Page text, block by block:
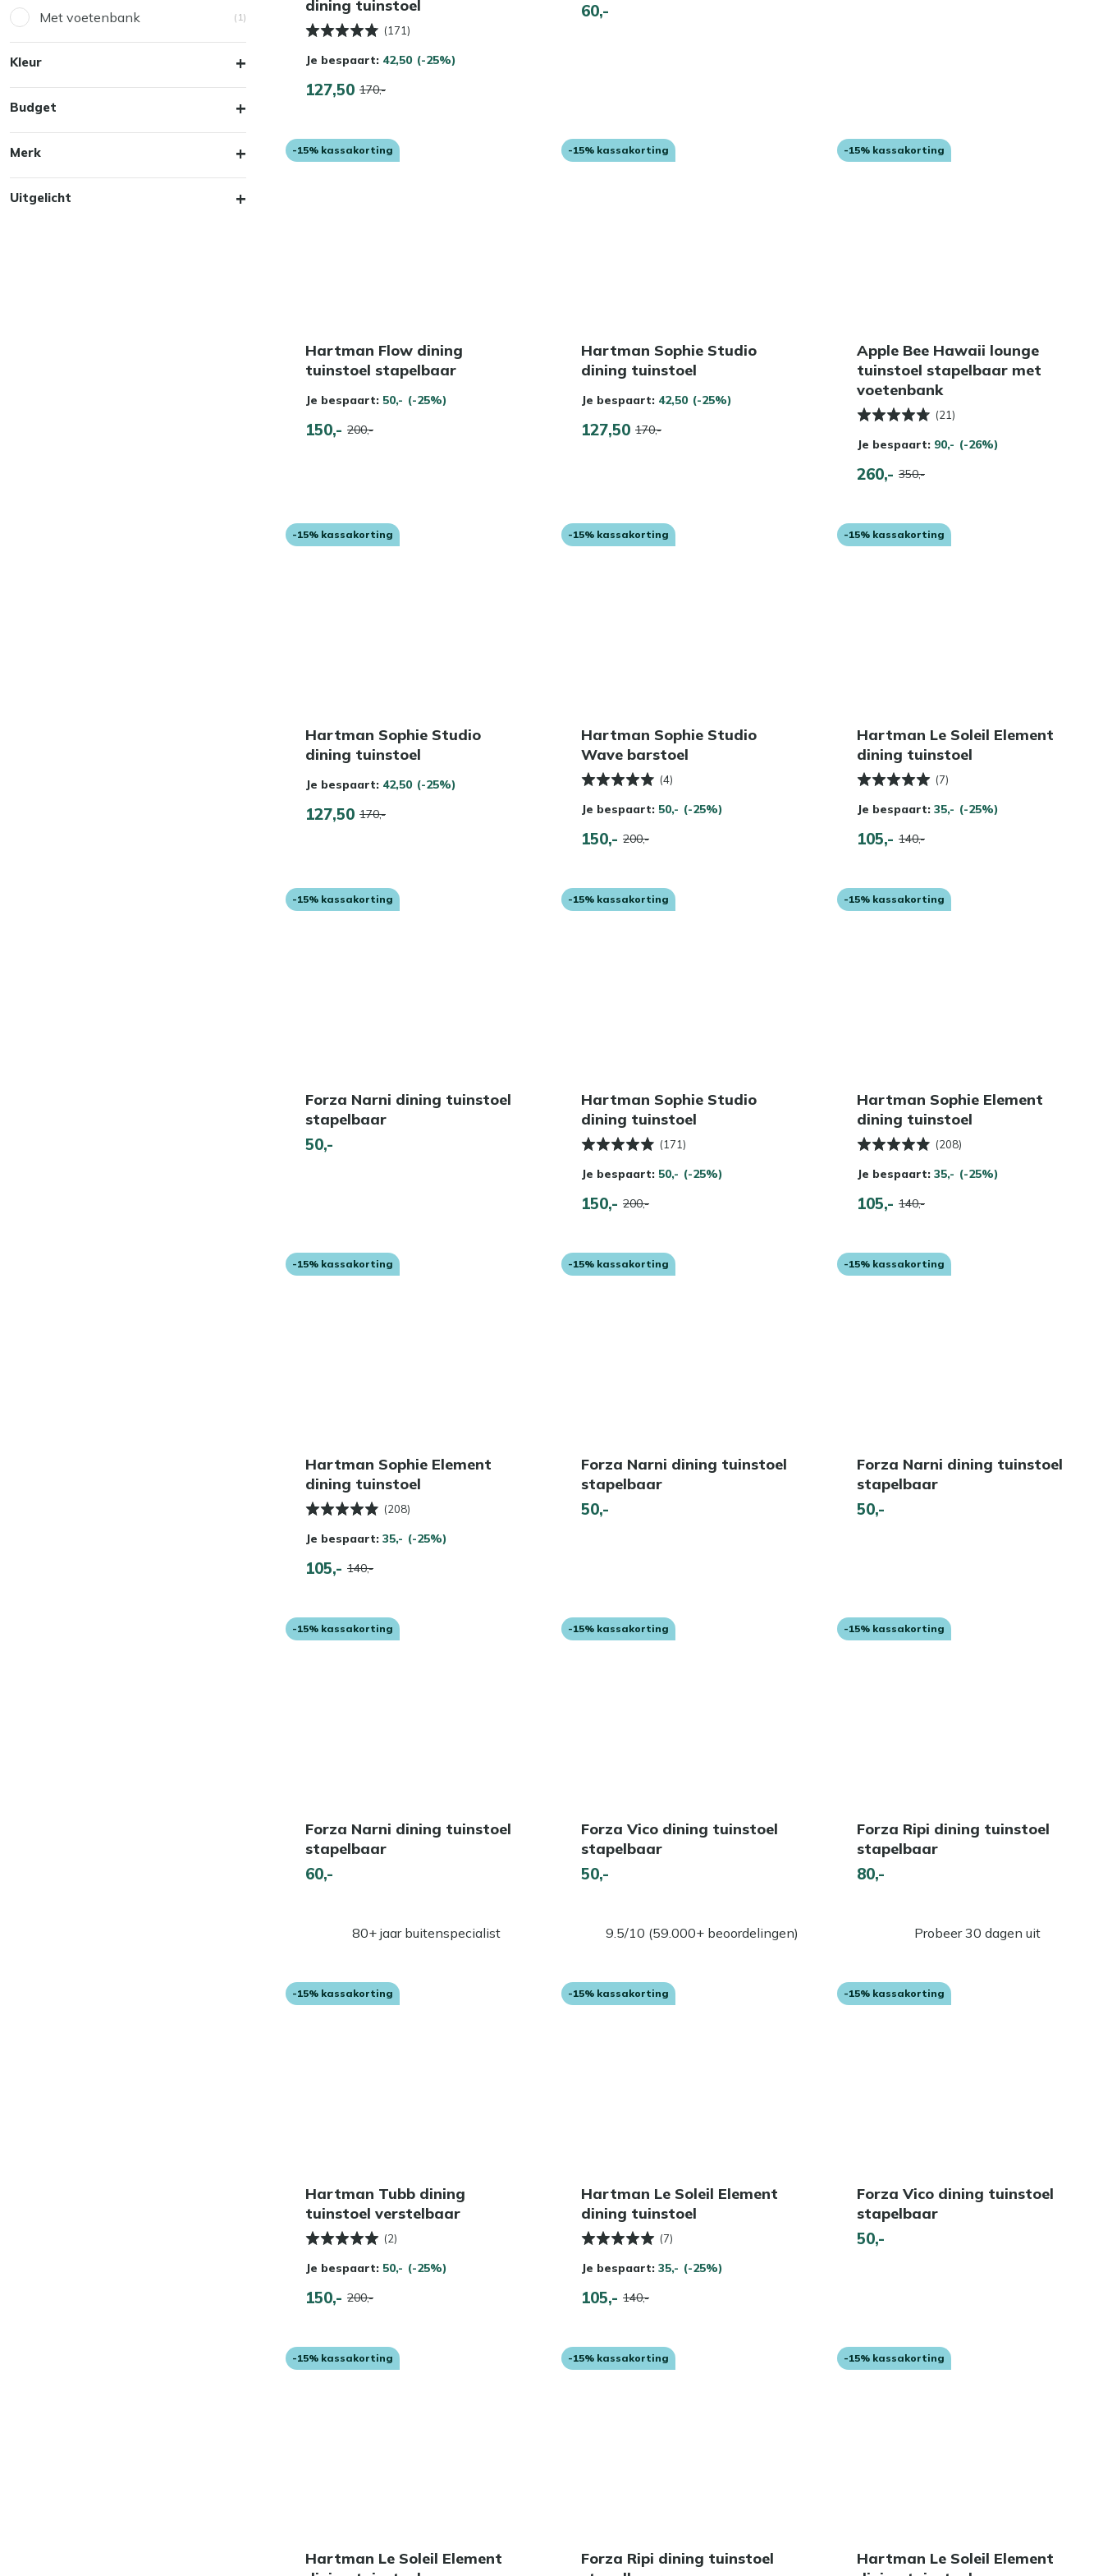
Met voetenbank (1)
Kleur
Budget
Merk
Uitgelicht
dining tuinstoel
(171)
Je bespaart: 42,50 (-25%)
127,50 170,-
60,-
-15% kassakorting
Hartman Flow dining
tuinstoel stapelbaar
Je bespaart: 50,- (-25%)
150,- 200,-
-15% kassakorting
Hartman Sophie Studio
dining tuinstoel
Je bespaart: 42,50 (-25%)
127,50 170,-
-15% kassakorting
Apple Bee Hawaii lounge
tuinstoel stapelbaar met
voetenbank
(21)
Je bespaart: 90,- (-26%)
260,- 350,-
-15% kassakorting
Hartman Sophie Studio
dining tuinstoel
Je bespaart: 42,50 (-25%)
127,50 170,-
-15% kassakorting
Hartman Sophie Studio
Wave barstoel
(4)
Je bespaart: 50,- (-25%)
150,- 200,-
-15% kassakorting
Hartman Le Soleil Element
dining tuinstoel
(7)
Je bespaart: 35,- (-25%)
105,- 140,-
-15% kassakorting
Forza Narni dining tuinstoel
stapelbaar
50,-
-15% kassakorting
Hartman Sophie Studio
dining tuinstoel
(171)
Je bespaart: 50,- (-25%)
150,- 200,-
-15% kassakorting
Hartman Sophie Element
dining tuinstoel
(208)
Je bespaart: 35,- (-25%)
105,- 140,-
-15% kassakorting
Hartman Sophie Element
dining tuinstoel
(208)
Je bespaart: 35,- (-25%)
105,- 140,-
-15% kassakorting
Forza Narni dining tuinstoel
stapelbaar
50,-
-15% kassakorting
Forza Narni dining tuinstoel
stapelbaar
50,-
-15% kassakorting
Forza Narni dining tuinstoel
stapelbaar
60,-
-15% kassakorting
Forza Vico dining tuinstoel
stapelbaar
50,-
-15% kassakorting
Forza Ripi dining tuinstoel
stapelbaar
80,-
80+ jaar buitenspecialist 9.5/10 (59.000+ beoordelingen) Probeer 30 dagen uit
-15% kassakorting
Hartman Tubb dining
tuinstoel verstelbaar
(2)
Je bespaart: 50,- (-25%)
150,- 200,-
-15% kassakorting
Hartman Le Soleil Element
dining tuinstoel
(7)
Je bespaart: 35,- (-25%)
105,- 140,-
-15% kassakorting
Forza Vico dining tuinstoel
stapelbaar
50,-
-15% kassakorting
Hartman Le Soleil Element
-15% kassakorting
Forza Ripi dining tuinstoel
-15% kassakorting
Hartman Le Soleil Element